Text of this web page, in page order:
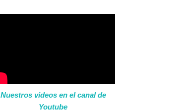
Nuestros videos en el canal de
Youtube